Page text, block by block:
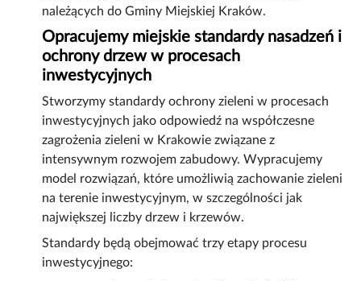
należących do Gminy Miejskiej Kraków.
Opracujemy miejskie standardy nasadzeń i
ochrony drzew w procesach
inwestycyjnych
Stworzymy standardy ochrony zieleni w procesach
inwestycyjnych jako odpowiedź na współczesne
zagrożenia zieleni w Krakowie związane z
intensywnym rozwojem zabudowy. Wypracujemy
model rozwiązań, które umożliwią zachowanie zieleni
na terenie inwestycyjnym, w szczególności jak
największej liczby drzew i krzewów.
Standardy będą obejmować trzy etapy procesu
inwestycyjnego: